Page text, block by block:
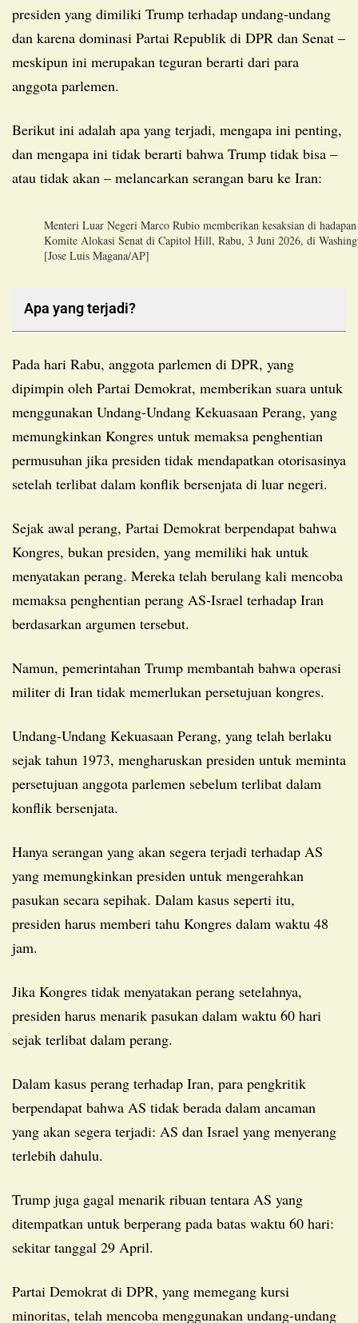
presiden yang dimiliki Trump terhadap undang-undang
dan karena dominasi Partai Republik di DPR dan Senat –
meskipun ini merupakan teguran berarti dari para
anggota parlemen.
Berikut ini adalah apa yang terjadi, mengapa ini penting,
dan mengapa ini tidak berarti bahwa Trump tidak bisa –
atau tidak akan – melancarkan serangan baru ke Iran:
Menteri Luar Negeri Marco Rubio memberikan kesaksian di hadapan
Komite Alokasi Senat di Capitol Hill, Rabu, 3 Juni 2026, di
[Jose Luis Magana/AP]
Apa yang terjadi?
Pada hari Rabu, anggota parlemen di DPR, yang
dipimpin oleh Partai Demokrat, memberikan suara untuk
menggunakan Undang-Undang Kekuasaan Perang, yang
memungkinkan Kongres untuk memaksa penghentian
permusuhan jika presiden tidak mendapatkan otorisasinya
setelah terlibat dalam konflik bersenjata di luar negeri.
Sejak awal perang, Partai Demokrat berpendapat bahwa
Kongres, bukan presiden, yang memiliki hak untuk
menyatakan perang. Mereka telah berulang kali mencoba
memaksa penghentian perang AS-Israel terhadap Iran
berdasarkan argumen tersebut.
Namun, pemerintahan Trump membantah bahwa operasi
militer di Iran tidak memerlukan persetujuan kongres.
Undang-Undang Kekuasaan Perang, yang telah berlaku
sejak tahun 1973, mengharuskan presiden untuk meminta
persetujuan anggota parlemen sebelum terlibat dalam
konflik bersenjata.
Hanya serangan yang akan segera terjadi terhadap AS
yang memungkinkan presiden untuk mengerahkan
pasukan secara sepihak. Dalam kasus seperti itu,
presiden harus memberi tahu Kongres dalam waktu 48
jam.
Jika Kongres tidak menyatakan perang setelahnya,
presiden harus menarik pasukan dalam waktu 60 hari
sejak terlibat dalam perang.
Dalam kasus perang terhadap Iran, para pengkritik
berpendapat bahwa AS tidak berada dalam ancaman
yang akan segera terjadi: AS dan Israel yang menyerang
terlebih dahulu.
Trump juga gagal menarik ribuan tentara AS yang
ditempatkan untuk berperang pada batas waktu 60 hari:
sekitar tanggal 29 April.
Partai Demokrat di DPR, yang memegang kursi
minoritas, telah mencoba menggunakan undang-undang